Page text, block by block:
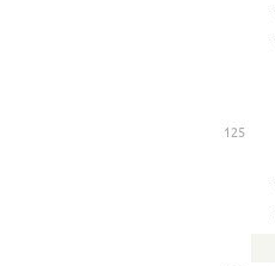
125